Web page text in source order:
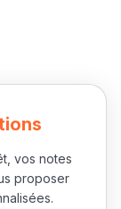
vos notes
proposer